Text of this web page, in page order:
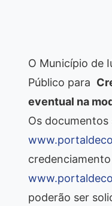
O Município de
Público para
eventual na
Os
poderão ser